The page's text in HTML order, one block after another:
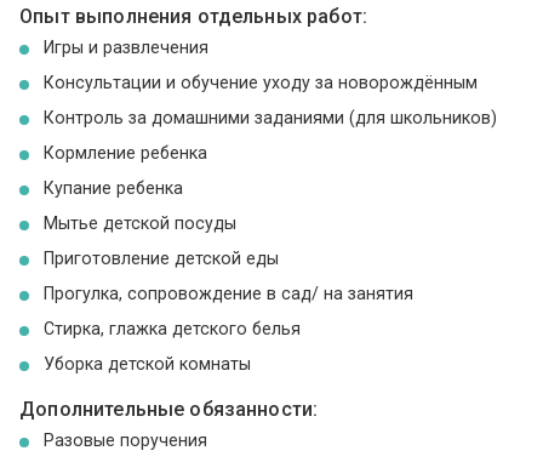
Опыт выполнения отдельных работ:
Игры и развлечения
Консультации и обучение уходу за новорождённым
Контроль за домашними заданиями (для школьников)
Кормление ребенка
Купание ребенка
Мытье детской посуды
Приготовление детской еды
Прогулка, сопровождение в сад/ на занятия
Стирка, глажка детского белья
Уборка детской комнаты
Дополнительные обязанности:
Разовые поручения